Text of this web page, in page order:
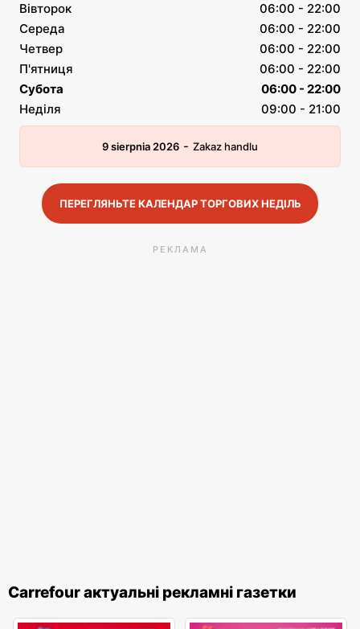
Вівторок
06:00 - 22:00
Середа
06:00 - 22:00
Четвер
06:00 - 22:00
П'ятниця
06:00 - 22:00
Субота
06:00 - 22:00
Неділя
09:00 - 21:00
9 sierpnia 2026 - Zakaz handlu
ПЕРЕГЛЯНЬТЕ КАЛЕНДАР ТОРГОВИХ НЕДІЛЬ
РЕКЛАМА
Carrefour актуальні рекламні газетки